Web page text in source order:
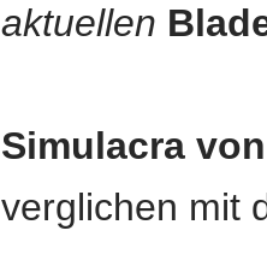
aktuellen
Simulacra
verglichen mit